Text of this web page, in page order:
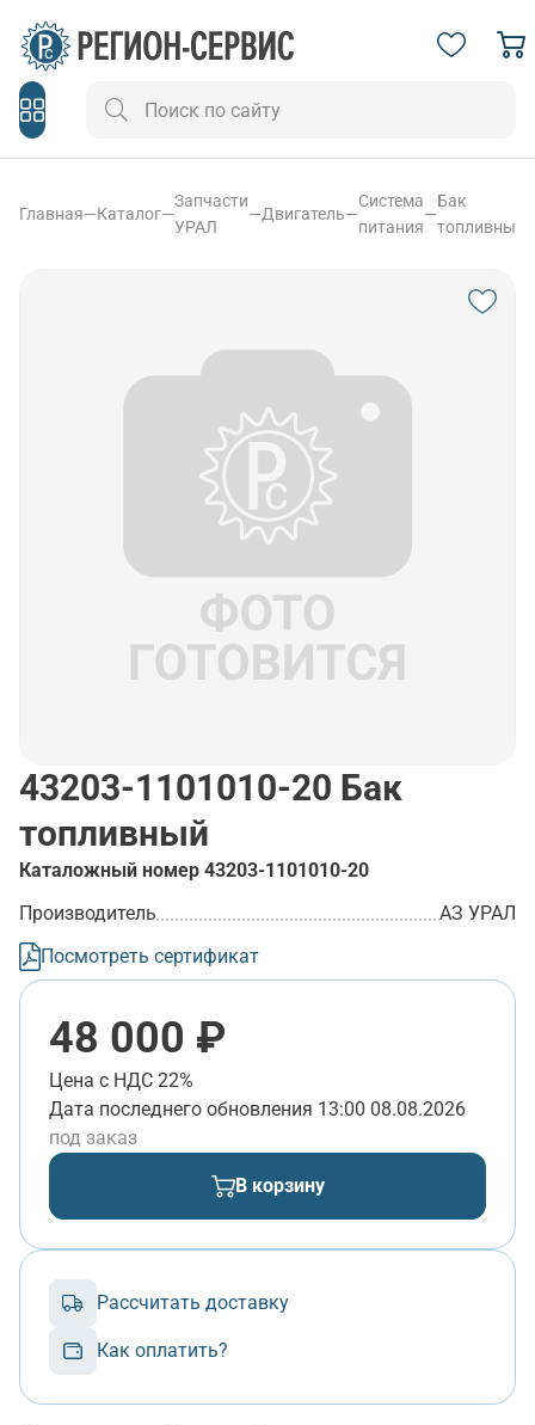
Главная—Каталог—
Запчасти
УРАЛ
—Двигатель—
Система
питания
—
Бак
топливный
43203-1101010-20 Бак
топливный
Каталожный номер 43203-1101010-20
Производитель
АЗ УРАЛ
Посмотреть сертификат
48 000 ₽
Цена с НДС 22%
Дата последнего обновления 13:00 08.08.2026
под заказ
В корзину
Рассчитать доставку
Как оплатить?